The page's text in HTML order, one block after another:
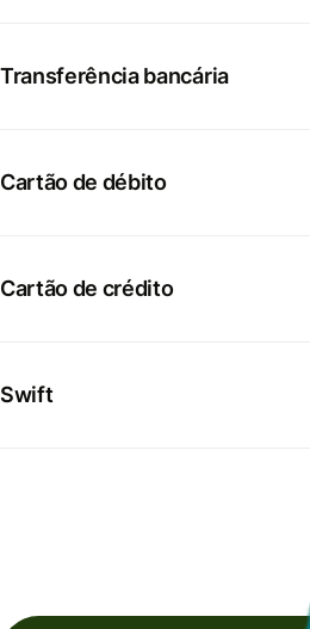
Transferência bancária
Cartão de débito
Cartão de crédito
Swift